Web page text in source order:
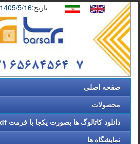
تاریخ:1405/5/16
صفحه اصلی
محصولات
دانلود کاتالوگ ها بصورت یکجا با فرمت pdf
نمایشگاه ها